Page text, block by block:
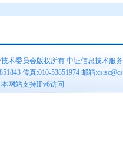
术委员会版权所有 中证信息技术服
传真:010-53851974 邮箱
网站支持IPv6访问